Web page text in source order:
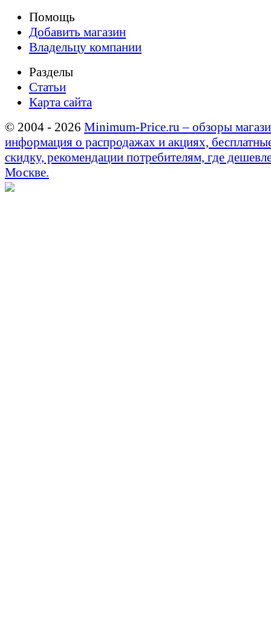
Помощь
Добавить магазин
Владельцу компании
Разделы
Статьи
Карта сайта
© 2004 - 2026 Minimum-Price.ru – обзоры
информация о распродажах и акциях,
скидку, рекомендации потребителям, где
Москве.